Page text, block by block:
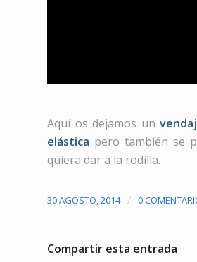
Aquí os dejamos un
elástica pero también se
quiera dar a la rodilla.
30 AGOSTO, 2014 / 0
Compartir esta entrada